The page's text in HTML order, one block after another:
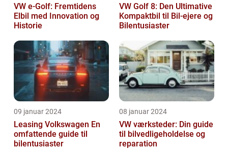
VW e-Golf: Fremtidens
Elbil med Innovation og
Historie
VW Golf 8: Den Ultimative
Kompaktbil til Bil-ejere og
Bilentusiaster
09 januar 2024
Leasing Volkswagen En
omfattende guide til
bilentusiaster
08 januar 2024
VW værksteder: Din guide
til bilvedligeholdelse og
reparation